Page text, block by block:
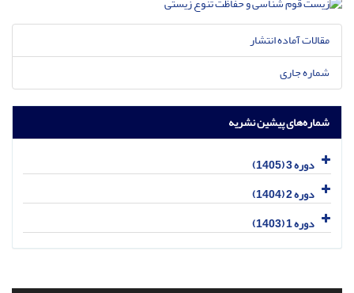
مقالات آماده انتشار
شماره جاری
شماره‌های پیشین نشریه
دوره 3 (1405)
دوره 2 (1404)
دوره 1 (1403)